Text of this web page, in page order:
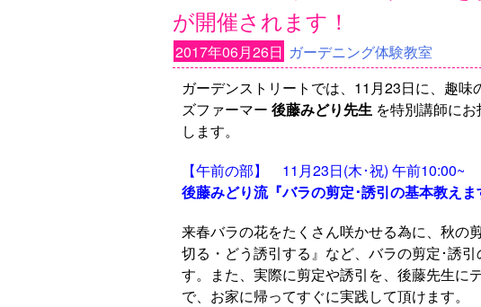
が開催されます！
2017年06月26日 ガーデニング体験教室
ガーデンストリートでは、11月23日に、趣
ズファーマー 後藤みどり先生 を特別講師に
します。
【午前の部】 11月23日(木･祝) 午前10:00~
後藤みどり流『バラの剪定･誘引の基本教えま
来春バラの花をたくさん咲かせる為に、秋の
切る・どう誘引する』など、バラの剪定･誘
す。また、実際に剪定や誘引を、後藤先生に
で、お家に帰ってすぐに実践して頂けます。